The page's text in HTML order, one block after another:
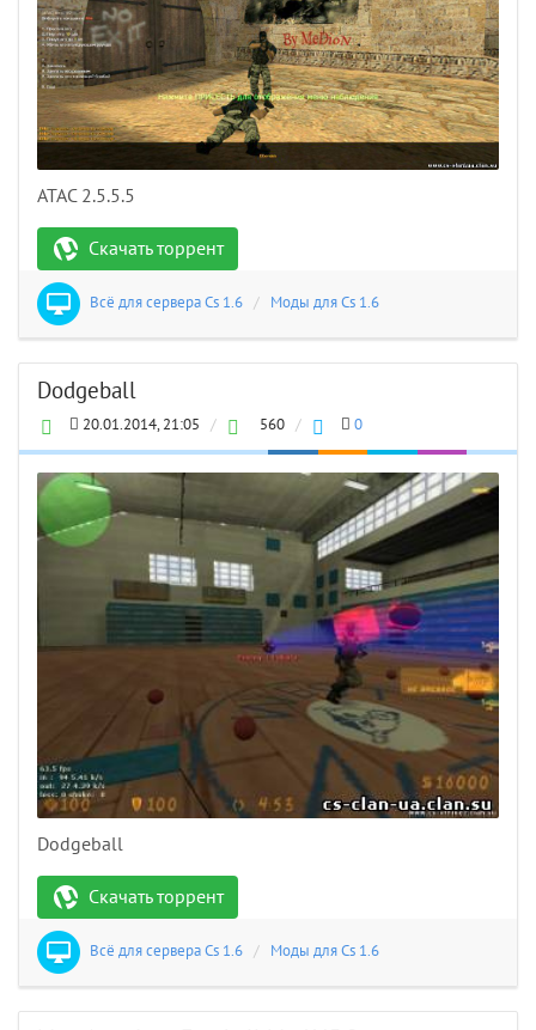
ATAC 2.5.5.5
Скачать торрент
Всё для сервера Cs 1.6 / Моды для Cs 1.6
Dodgeball
20.01.2014, 21:05 / 560 / 0
Dodgeball
Скачать торрент
Всё для сервера Cs 1.6 / Моды для Cs 1.6